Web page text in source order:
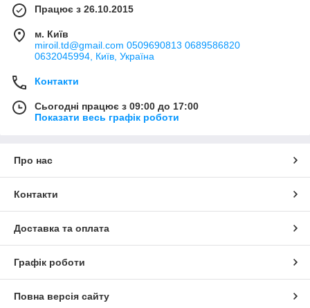
Працює з 26.10.2015
м. Київ
miroil.td@gmail.com 0509690813 0689586820
0632045994, Київ, Україна
Контакти
Сьогодні працює з 09:00 до 17:00
Показати весь графік роботи
Про нас
Контакти
Доставка та оплата
Графік роботи
Повна версія сайту